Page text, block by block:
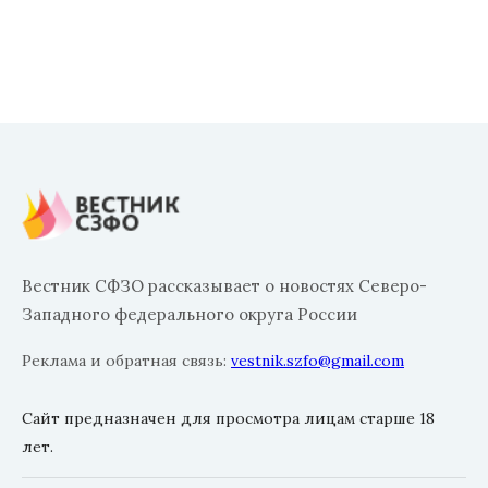
Вестник СФЗО рассказывает о новостях Северо-
Западного федерального округа России
Реклама и обратная связь: vestnik.szfo@gmail.com
Сайт предназначен для просмотра лицам старше 18
лет.